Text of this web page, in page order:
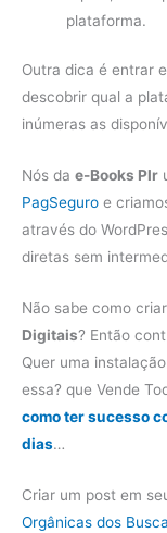
plataforma.
Outra dica é entrar
descobrir qual a
inúmeras as
Nós da e-Books Plr
PagSeguro e
através do
diretas sem
Não sabe como
Digitais? Então
Quer uma
essa? que Vende
como ter sucesso
dias…
Criar um post em
Orgânicas dos